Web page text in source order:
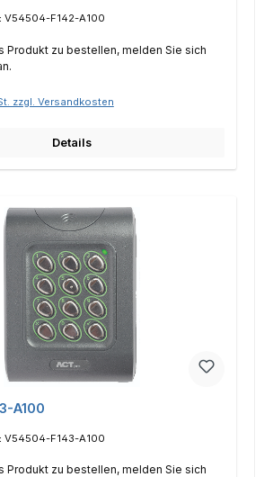
V54504-F142-A100
Produkt zu bestellen, melden Sie sich
zzgl. Versandkosten
Details
A100
V54504-F143-A100
Produkt zu bestellen, melden Sie sich